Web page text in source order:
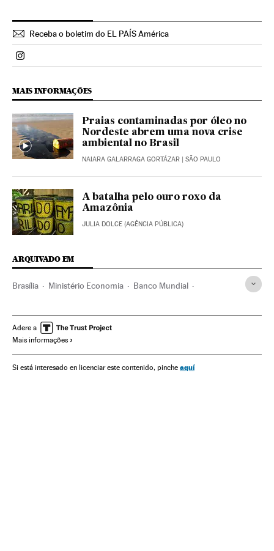
Receba o boletim do EL PAÍS América
Politica El País Brasil en Instagram
MAIS INFORMAÇÕES
Praias contaminadas por óleo no
Nordeste abrem uma nova crise
ambiental no Brasil
NAIARA GALARRAGA GORTÁZAR | SÃO PAULO
A batalha pelo ouro roxo da
Amazônia
JULIA DOLCE (AGÊNCIA PÚBLICA)
ARQUIVADO EM
Brasília Ministério Economia Banco Mundial
Função pública Brasil Governo Brasil
América Latina
Organizações internacionais América
Adere a
Mais informações
Si está interesado en licenciar este contenido, pinche aquí